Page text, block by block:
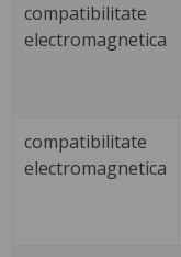
compatibilitate
electromagnetica
compatibilitate
electromagnetica